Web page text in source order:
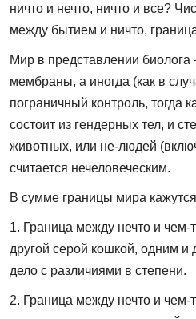
ничто и нечто, ничто и все?
между бытием и ничто,
Мир в представлении биолога
мембраны, а иногда (как в
пограничный контроль, тогда
состоит из гендерных тел, и
животных, или не-людей
считается нечеловеческим.
В сумме границы мира
1. Граница между нечто и чем-
другой серой кошкой, одним и
дело с различиями в степени.
2. Граница между нечто и чем-